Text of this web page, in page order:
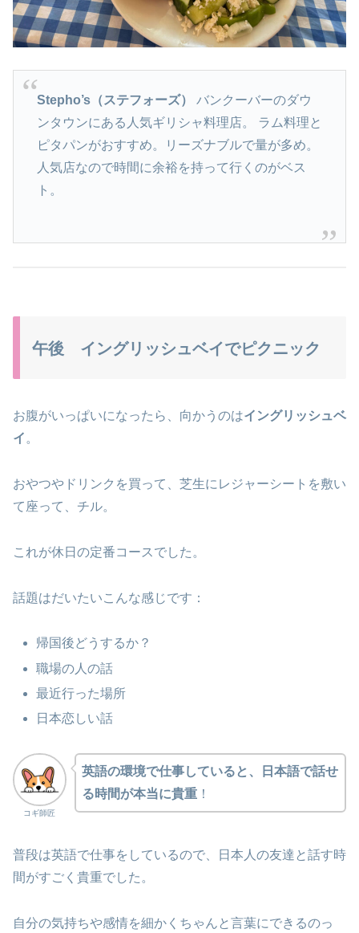
Stepho’s（ステフォーズ）
バンクーバーのダウ
ンタウンにある人気ギリシャ料理店。 ラム料理と
ピタパンがおすすめ。リーズナブルで量が多め。
人気店なので時間に余裕を持って行くのがベス
ト。
午後 イングリッシュベイでピクニック
お腹がいっぱいになったら、向かうのはイングリッシュベ
イ 。
おやつやドリンクを買って、芝生にレジャーシートを敷い
て座って、チル。
これが休日の定番コースでした。
話題はだいたいこんな感じです：
帰国後どうするか？
職場の人の話
最近行った場所
日本恋しい話
コギ師匠
英語の環境で仕事していると、日本語で話せ
る時間が本当に貴重！
普段は英語で仕事をしているので、日本人の友達と話す時
間がすごく貴重でした。
自分の気持ちや感情を細かくちゃんと言葉にできるのっ